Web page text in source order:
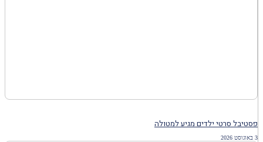
פסטיבל סרטי ילדים מגיע למטולה
3 באוגוסט 2026